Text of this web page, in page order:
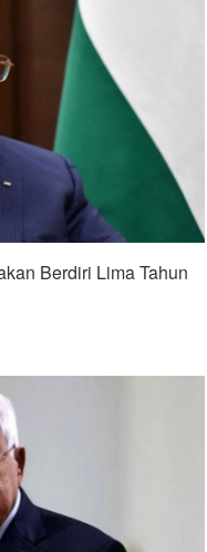
Berdiri Lima Tahun